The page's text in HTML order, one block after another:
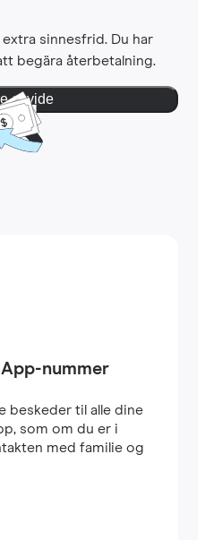
sinnesfrid. Du har
begära återbetalning.
at vide
nummer
beskeder til alle dine
som om du er i
med familie og